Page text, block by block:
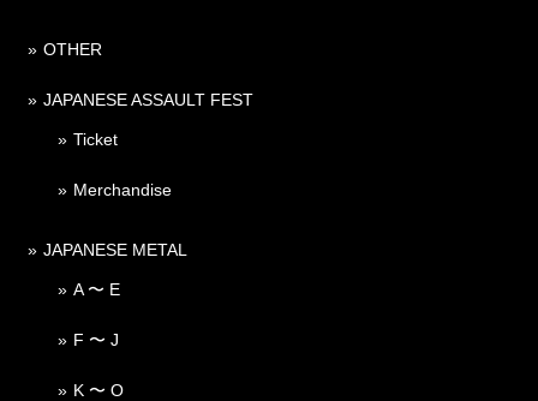
OTHER
JAPANESE ASSAULT FEST
Ticket
Merchandise
JAPANESE METAL
A 〜 E
F 〜 J
K 〜 O